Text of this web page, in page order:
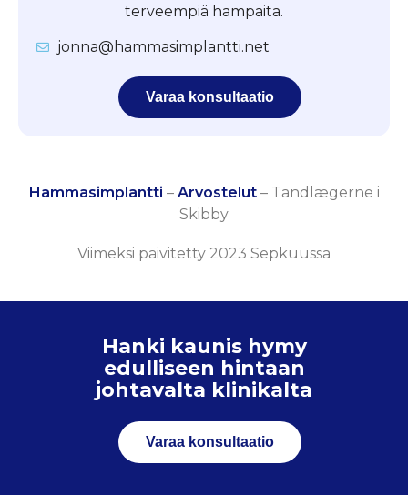
terveempiä hampaita.
jonna@hammasimplantti.net
Varaa konsultaatio
Hammasimplantti – Arvostelut– Tandlægerne i
Skibby
Viimeksi päivitetty 2023 Sepkuussa
Hanki kaunis hymy
edulliseen hintaan
johtavalta klinikalta
Varaa konsultaatio